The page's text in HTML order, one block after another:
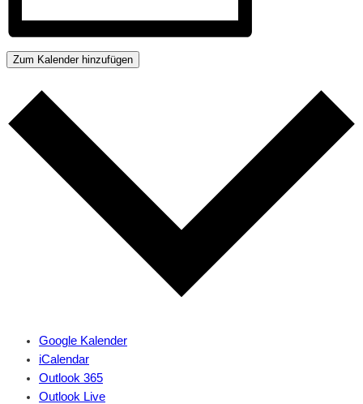
Zum Kalender hinzufügen
Google Kalender
iCalendar
Outlook 365
Outlook Live